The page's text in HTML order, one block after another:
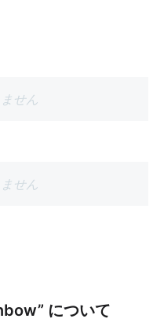
せん
せん
について